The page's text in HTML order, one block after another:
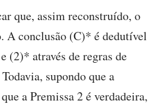
que, assim reconstruído, o
A conclusão (C)* é dedutível
(2)* através de regras de
supondo que a
a Premissa 2 é verdadeira,